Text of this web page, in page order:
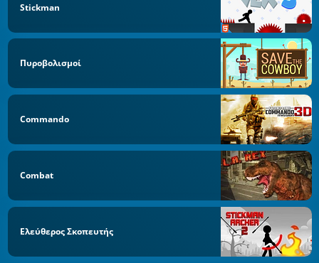
Stickman
Πυροβολισμοί
Commando
Combat
Ελεύθερος Σκοπευτής